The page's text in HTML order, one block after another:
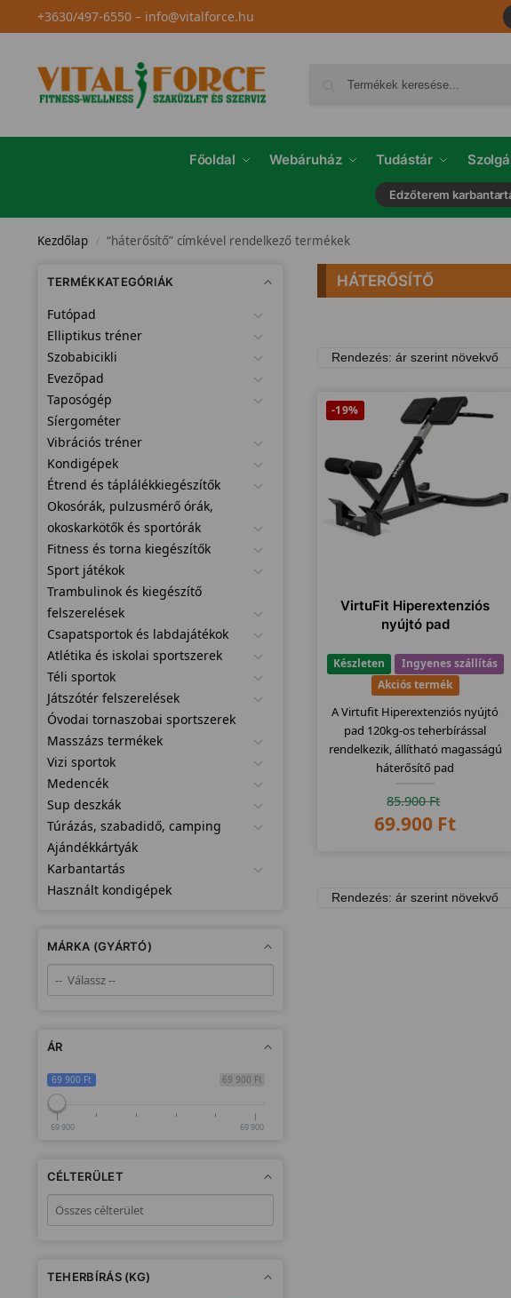
+3630/497-6550– info@vitalforce.hu
Főoldal Webáruház Tudástár
Edzőterem
Kezdőlap / “háterősítő” címkével rendelkező termékek
HÁTERŐSÍTŐ
-19%
VirtuFit Hiperextenziós
nyújtó pad
Készleten
Ingyenes szállítás
Akciós termék
A Virtufit Hiperextenziós nyújtó
pad 120kg-os teherbírással
rendelkezik, állítható magasságú
háterősítő pad
85.900Ft
69.900 Ft
TERMÉKKATEGÓRIÁK
Futópad
Elliptikus tréner
Szobabicikli
Evezőpad
Taposógép
Síergométer
Vibrációs tréner
Kondigépek
Étrend és táplálékkiegészítők
Okosórák, pulzusmérő órák,
okoskarkötők és sportórák
Fitness és torna kiegészítők
Sport játékok
Trambulinok és kiegészítő
felszerelések
Csapatsportok és labdajátékok
Atlétika és iskolai sportszerek
Téli sportok
Játszótér felszerelések
Óvodai tornaszobai sportszerek
Masszázs termékek
Vizi sportok
Medencék
Sup deszkák
Túrázás, szabadidő, camping
Ajándékkártyák
Karbantartás
Használt kondigépek
MÁRKA (GYÁRTÓ)
ÁR
69 900 Ft
69 900 Ft
69 900 69 900
CÉLTERÜLET
TEHERBÍRÁS (KG)